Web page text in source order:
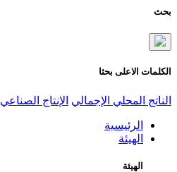
بحث
الكلمات الاعلى بحثا
الناتج المحلي الإجمالي الإنتاج الصناعي
الرئيسية
الهيئة
الهيئة